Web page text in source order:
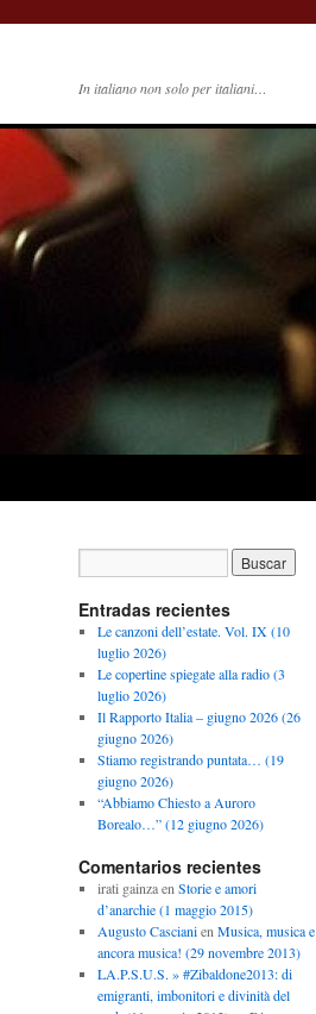
In italiano non solo per italiani…
Entradas recientes
Le canzoni dell’estate. Vol. IX (10
luglio 2026)
Le copertine spiegate alla radio (3
luglio 2026)
Il Rapporto Italia – giugno 2026 (26
giugno 2026)
Stiamo registrando puntata… (19
giugno 2026)
“Abbiamo Chiesto a Auroro
Borealo…” (12 giugno 2026)
Comentarios recientes
irati gainzaen Storie e amori
d’anarchie (1 maggio 2015)
Augusto Cascianien Musica, musica e
ancora musica! (29 novembre 2013)
LA.P.S.U.S. » #Zibaldone2013: di
emigranti, imbonitori e divinità del